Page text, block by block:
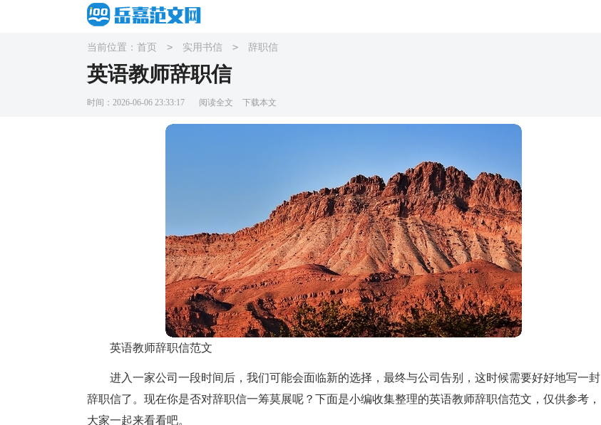
当前位置： 首页 > 实用书信 > 辞职信
英语教师辞职信
时间：2026-06-06 23:33:17 阅读全文 下载本文
英语教师辞职信范文
进入一家公司一段时间后，我们可能会面临新的选择，最终与公司告别，这时候需要好好地写一封
辞职信了。现在你是否对辞职信一筹莫展呢？下面是小编收集整理的英语教师辞职信范文，仅供参考，
大家一起来看看吧。